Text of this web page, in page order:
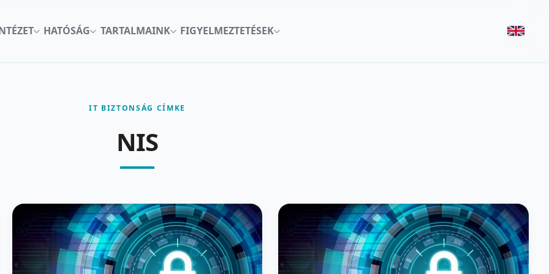
HATÓSÁG TARTALMAINK FIGYELMEZTETÉSEK
IT BIZTONSÁG CÍMKE
NIS